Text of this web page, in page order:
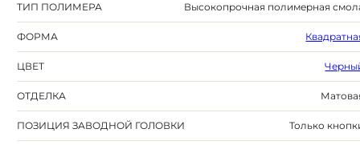
ТИП ПОЛИМЕРА Высокопрочная полимерная
ФОРМА
ЦВЕТ
ОТДЕЛКА
ПОЗИЦИЯ ЗАВОДНОЙ ГОЛОВКИ Только